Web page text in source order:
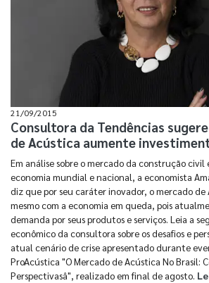
21/09/2015
Consultora da Tendências
de Acústica aumente
Em análise sobre o mercado da construção civil
economia mundial e nacional, a economista
diz que por seu caráter inovador, o mercado de
mesmo com a economia em queda, pois
demanda por seus produtos e serviços. Leia a
econômico da consultora sobre os desafios e
atual cenário de crise apresentado durante
ProAcústica "O Mercado de Acústica No Brasil:
Perspectivasâ", realizado em final de agosto.